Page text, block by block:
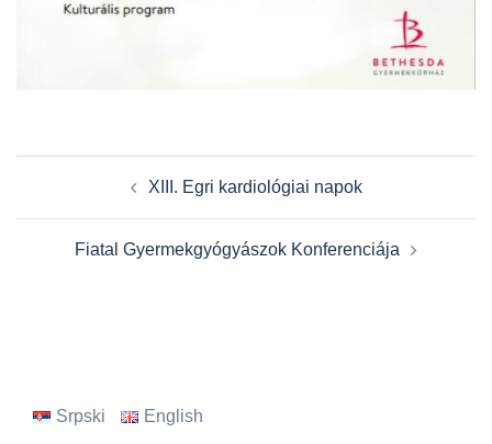
navigation
XIII. Egri kardiológiai napok
Fiatal Gyermekgyógyászok Konferenciája
Srpski English